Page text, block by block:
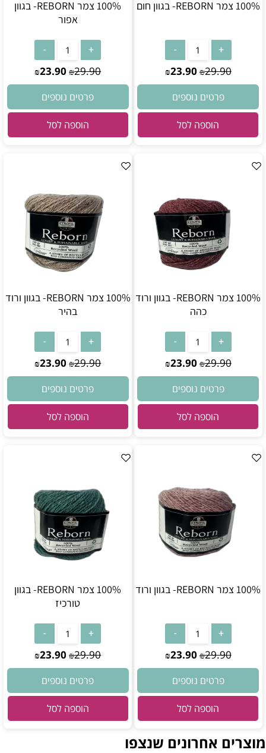
100% צמר REBORN- בגוון חום
₪29.90
₪23.90
פרטים נוספים
הוספה לסל
100% צמר REBORN- בגוון
אפור
₪29.90
₪23.90
פרטים נוספים
הוספה לסל
100% צמר REBORN- בגוון ורוד
כהה
₪29.90
₪23.90
פרטים נוספים
הוספה לסל
100% צמר REBORN- בגוון ורוד
בהיר
₪29.90
₪23.90
פרטים נוספים
הוספה לסל
100% צמר REBORN- בגוון ורוד
₪29.90
₪23.90
פרטים נוספים
הוספה לסל
100% צמר REBORN- בגוון
טורכיז
₪29.90
₪23.90
פרטים נוספים
הוספה לסל
מוצרים אחרונים שנצפו